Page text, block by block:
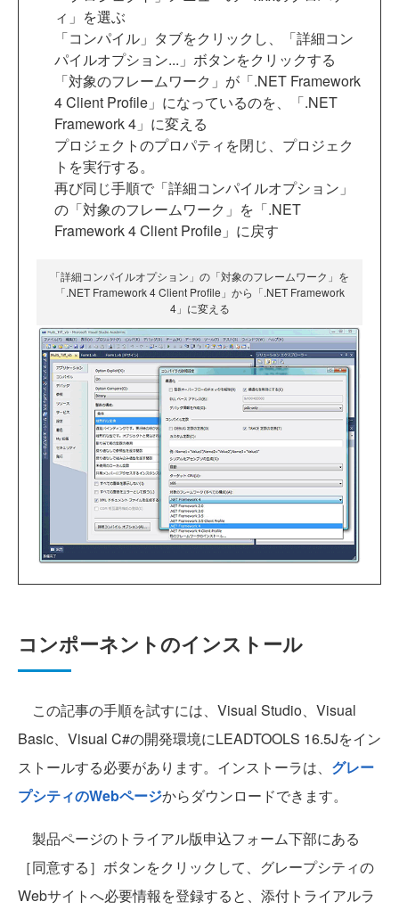
ィ」を選ぶ
「コンパイル」タブをクリックし、「詳細コン
パイルオプション...」ボタンをクリックする
「対象のフレームワーク」が「.NET Framework
4 Client Profile」になっているのを、「.NET
Framework 4」に変える
プロジェクトのプロパティを閉じ、プロジェク
トを実行する。
再び同じ手順で「詳細コンパイルオプション」
の「対象のフレームワーク」を「.NET
Framework 4 Client Profile」に戻す
「詳細コンパイルオプション」の「対象のフレームワーク」を
「.NET Framework 4 Client Profile」から「.NET Framework
4」に変える
コンポーネントのインストール
この記事の手順を試すには、Visual Studio、Visual
Basic、Visual C#の開発環境にLEADTOOLS 16.5Jをイン
ストールする必要があります。インストーラは、 グレー
プシティのWebページからダウンロードできます。
製品ページのトライアル版申込フォーム下部にある
［同意する］ボタンをクリックして、グレープシティの
Webサイトへ必要情報を登録すると、添付トライアルラ